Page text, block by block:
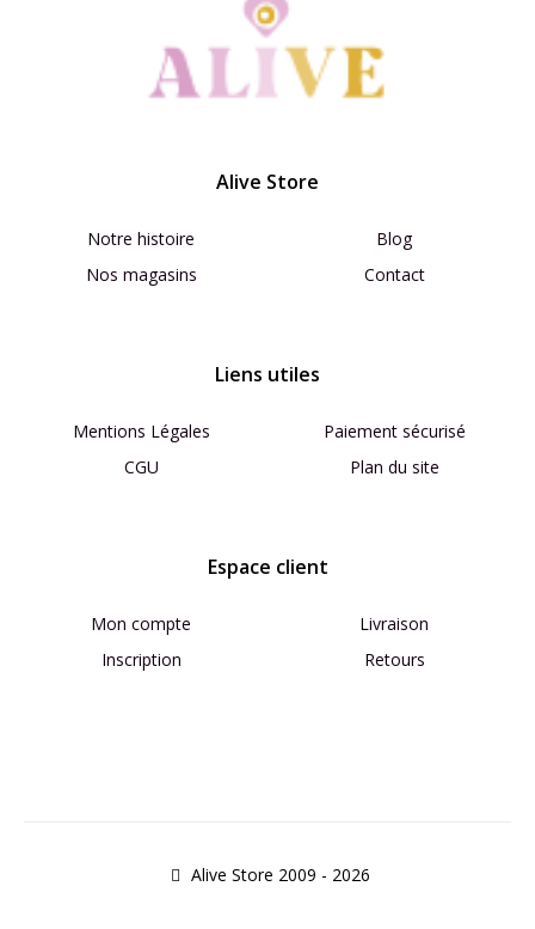
Alive Store
Notre histoire
Nos magasins
Blog
Contact
Liens utiles
Mentions Légales
CGU
Paiement sécurisé
Plan du site
Espace client
Mon compte
Inscription
Livraison
Retours
Alive Store 2009 - 2026